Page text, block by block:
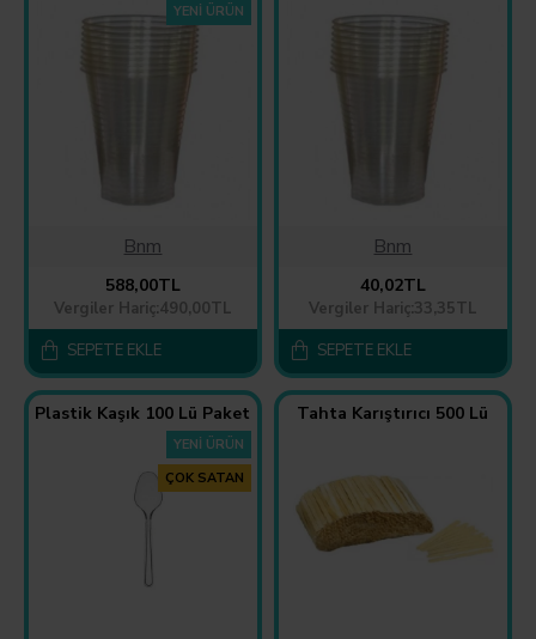
YENI ÜRÜN
Bnm
588,00TL
Vergiler Hariç:490,00TL
SEPETE EKLE
Bnm
40,02TL
Vergiler Hariç:33,35TL
SEPETE EKLE
Plastik Kaşık 100 Lü Paket
YENI ÜRÜN
ÇOK SATAN
Tahta Karıştırıcı 500 Lü